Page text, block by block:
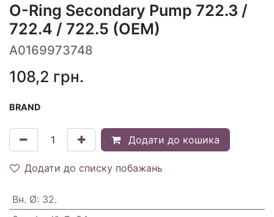
O-Ring Secondary Pump 722.3 /
722.4 / 722.5 (OEM)
A0169973748
108,2 грн.
BRAND
Додати до кошика
Додати до списку побажань
Вн. Ø: 32.